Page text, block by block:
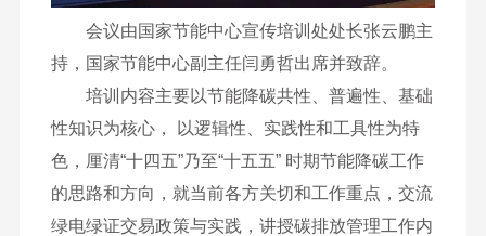
会议由国家节能中心宣传培训处处长张云鹏主
持，国家节能中心副主任闫勇哲出席并致辞。
培训内容主要以节能降碳共性、普遍性、基础
性知识为核心， 以逻辑性、实践性和工具性为特
色，厘清“十四五”乃至“十五五” 时期节能降碳工作
的思路和方向，就当前各方关切和工作重点，交流
绿电绿证交易政策与实践，讲授碳排放管理工作内